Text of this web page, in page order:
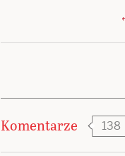
wpisu
Komentarze 138